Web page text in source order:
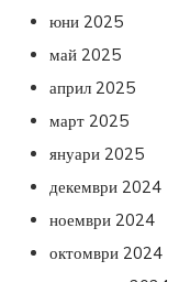
юни 2025
май 2025
април 2025
март 2025
януари 2025
декември 2024
ноември 2024
октомври 2024